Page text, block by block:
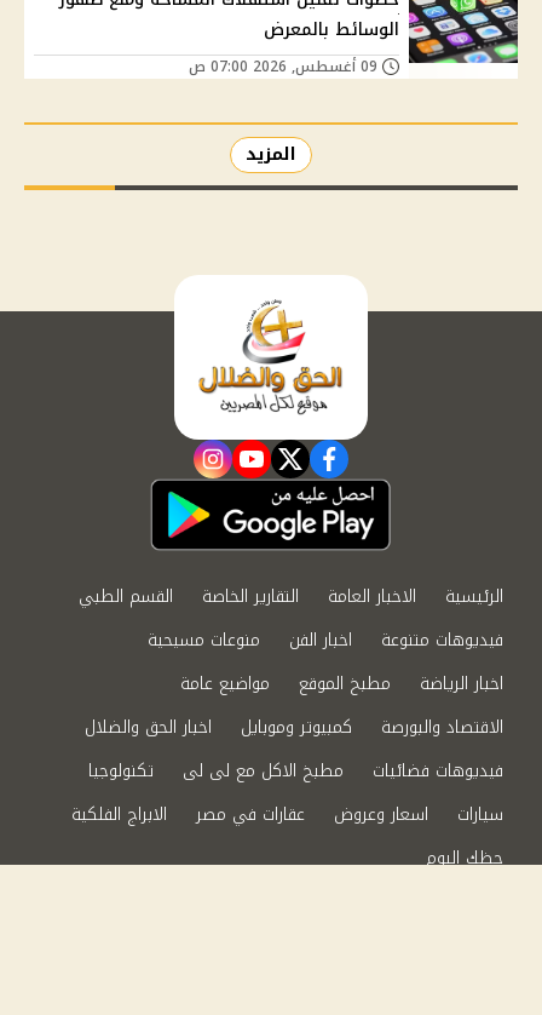
الوسائط بالمعرض
المزيد
facebook
twitter
youtube
instagram
الرئيسية الاخبار العامة التقارير الخاصة
القسم الطبي
فيديوهات متنوعة
اخبار الفن
منوعات مسيحية
اخبار الرياضة
مطبخ الموقع
مواضيع عامة
الاقتصاد والبورصة
كمبيوتر وموبايل
اخبار الحق والضلال
فيديوهات فضائيات
مطبخ الاكل مع لى لى
تكنولوجيا
سيارات
اسعار وعروض عقارات في مصر
الابراج الفلكية
حظك اليوم